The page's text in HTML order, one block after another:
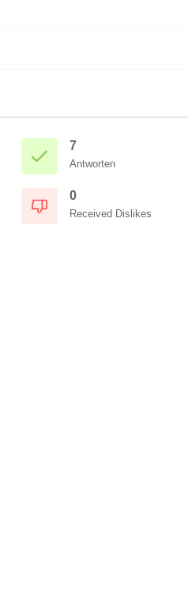
7
Antworten
0
Received Dislikes